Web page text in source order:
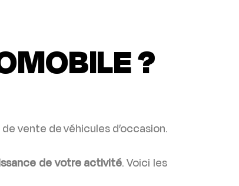
?
vente de véhicules d’occasion.
de votre activité. Voici les